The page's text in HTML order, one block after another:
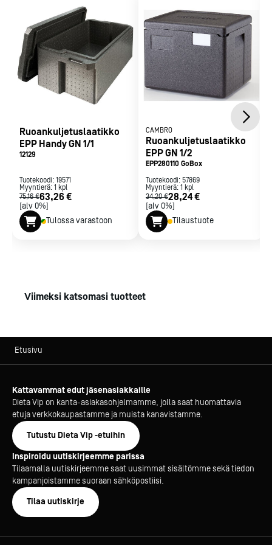
Mustalaatikko, jonka valmistusmateriaali on EPP-solumuovia.
Laatikko soveltuu erinomaisesti ammattikeittiöiden
ruoankuljetukseen:
laatikko on kevyt, sen lämmönkesto on hyvä (- 40 ... + 110 °C),
lämmöneristyskyky ja iskunkestävyys ovat kiitettäviä.
Mustalaatikko on astianpesukonepestävä.
Laatikko on varustettu metallikahvoilla ja suljentahihnalla.
Laatikko on kierrätyskelpoinen.
Ruoankuljetuslaatikko
EPP Handy GN 1/1
12129
Tuotekoodi: 19571
Myyntierä: 1 kpl
75,16 €63,26 €
[alv 0%]
Tulossa varastoon
CAMBRO
Ruoankuljetuslaatikko
EPP GN 1/2
EPP280110 GoBox
Tuotekoodi: 57869
Myyntierä: 1 kpl
34,20 €28,24 €
[alv 0%]
Tilaustuote
Viimeksi katsomasi tuotteet
Etusivu
Kattavammat edut jäsenasiakkaille
Dieta Vip on kanta-asiakasohjelmamme, jolla saat huomattavia
etuja verkkokaupastamme ja muista kanavistamme.
Tutustu Dieta Vip -etuihin
Inspiroidu uutiskirjeemme parissa
Tilaamalla uutiskirjeemme saat uusimmat sisältömme sekä tiedon
kampanjoistamme suoraan sähköpostiisi.
Tilaa uutiskirje